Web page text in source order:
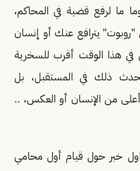
ما لرفع قضية في المحاكم،
"روبوت" يترافع عنك أو إنسان
في هذا الوقت أقرب للسخرية
ذلك في المستقبل، بل
من الإنسان أو العكس، ..
خبر حول قيام أول محامي